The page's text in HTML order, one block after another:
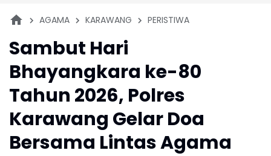
AGAMA KARAWANG PERISTIWA
Sambut Hari
Bhayangkara ke-80
Tahun 2026, Polres
Karawang Gelar Doa
Bersama Lintas Agama